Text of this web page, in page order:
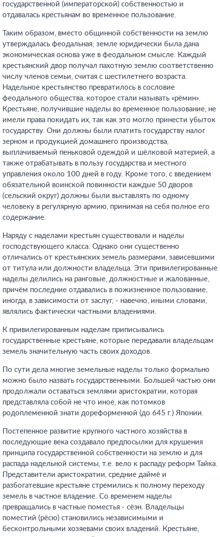
государственной (императорской) собственностью и
отдавалась крестьянам во временное пользование.
Таким образом, вместо общинной собственности на землю
утверждалась феодальная; земле юридически была дана
экономическая основа уже в феодальном смысле. Каждый
крестьянский двор получал пахотную землю соответственно
числу членов семьи, считая с шестилетнего возраста.
Надельное крестьянство превратилось в сословие
феодального общества, которое стали называть «рёмин».
Крестьяне, получившие наделы во временное пользование, не
имели права покидать их, так как это могло принести убыток
государству. Они должны были платить государству налог
зерном и продукцией домашнего производства,
выплачиваемый пеньковой одеждой и шёлковой материей, а
также отрабатывать в пользу государства и местного
управления около 100 дней в году. Кроме того, с введением
обязательной воинской повинности каждые 50 дворов
(сельский округ) должны были выставлять по одному
человеку в регулярную армию, принимая на себя полное его
содержание.
Наряду с наделами крестьян существовали и наделы
господствующего класса. Однако они существенно
отличались от крестьянских земель размерами, зависевшими
от титула или должности владельца. Эти привилегированные
наделы делились на ранговые, должностные и жалованные,
причём последние отдавались в пожизненное пользование,
иногда, в зависимости от заслуг, - навечно, иными словами,
являлись фактически частными владениями.
К привилегированным наделам приписывались
государственные крестьяне, которые передавали владельцам
земель значительную часть своих доходов.
По сути дела многие земельные наделы только формально
можно было назвать государственными. Большей частью они
продолжали оставаться землями аристократии, которая
представляла собой не что иное, как потомков
родоплеменной знати дореформенной (до 645 г.) Японии.
Постепенное развитие крупного частного хозяйства в
последующие века создавало предпосылки для крушения
принципа государственной собственности на землю и для
распада надельной системы, т.е. вело к распаду реформ Тайка.
Представители аристократии, средние даймё и
разбогатевшие крестьяне стремились к полному переходу
земель в частное владение. Со временем наделы
превращались в частные поместья - сёэн. Владельцы
поместий (рёсю) становились независимыми и
бесконтрольными хозяевами своих владений. Крестьяне,